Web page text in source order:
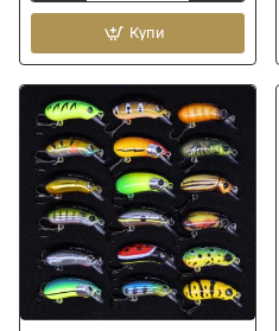
въдица
SHIMANO
Miravel
Light
Game
Solid
203cm
2-
10g
Extra
Fast
Купи